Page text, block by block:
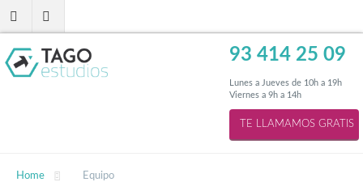
93 414 25 09
Lunes a Jueves de 10h a 19h
Viernes a 9h a 14h
Home Equipo